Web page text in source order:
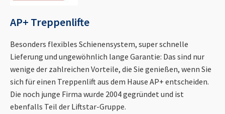
AP+ Treppenlifte
Besonders flexibles Schienensystem, super schnelle
Lieferung und ungewöhnlich lange Garantie: Das sind nur
wenige der zahlreichen Vorteile, die Sie genießen, wenn Sie
sich für einen Treppenlift aus dem Hause AP+ entscheiden.
Die noch junge Firma wurde 2004 gegründet und ist
ebenfalls Teil der Liftstar-Gruppe.